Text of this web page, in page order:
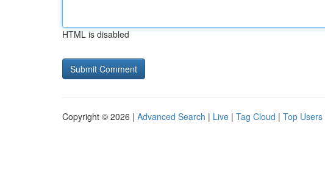
HTML is disabled
Copyright © 2026 | Advanced Search | Live | Tag Cloud | Top Users